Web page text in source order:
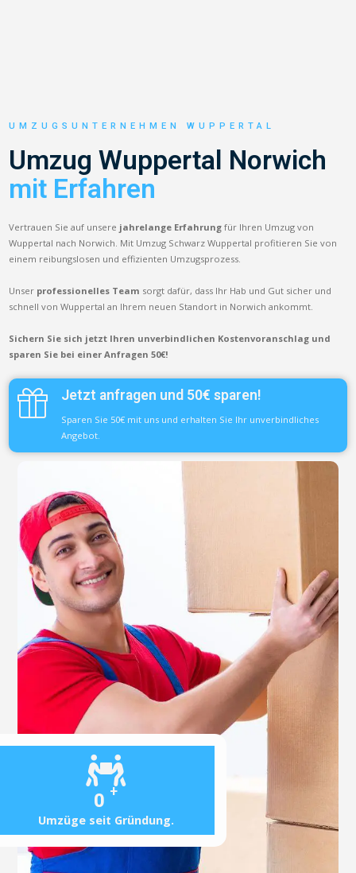
0 +
Umzüge seit Gründung.
UMZUGSUNTERNEHMEN WUPPERTAL
Umzug Wuppertal Norwich
mit Erfahren
Vertrauen Sie auf unsere jahrelange Erfahrung für Ihren Umzug von
Wuppertal nach Norwich. Mit Umzug Schwarz Wuppertal profitieren Sie von
einem reibungslosen und effizienten Umzugsprozess.
Unser professionelles Team sorgt dafür, dass Ihr Hab und Gut sicher und
schnell von Wuppertal an Ihrem neuen Standort in Norwich ankommt.
Sichern Sie sich jetzt Ihren unverbindlichen Kostenvoranschlag und
sparen Sie bei einer Anfragen 50€!
Jetzt anfragen und 50€ sparen!
Sparen Sie 50€ mit uns und erhalten Sie Ihr unverbindliches
Angebot.